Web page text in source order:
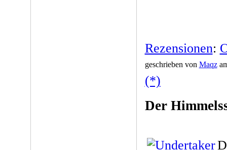
Rezensionen:
geschrieben von Maqz
(*)
Der